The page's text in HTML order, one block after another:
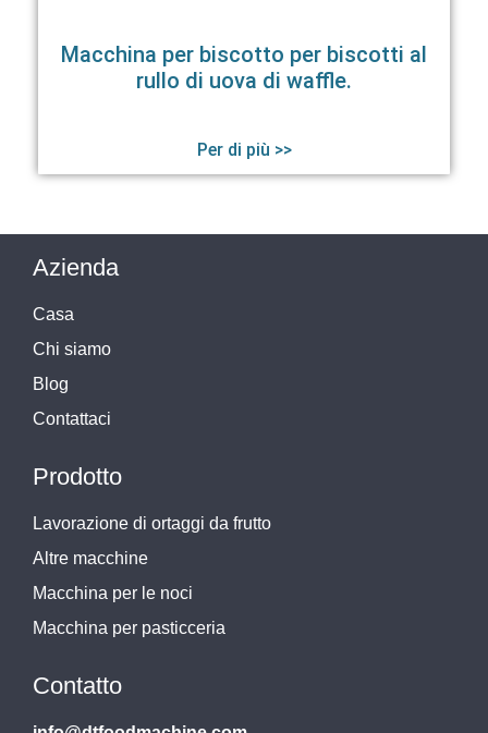
Macchina per biscotto per biscotti al
rullo di uova di waffle.
Per di più >>
Azienda
Casa
Chi siamo
Blog
Contattaci
Prodotto
Lavorazione di ortaggi da frutto
Altre macchine
Macchina per le noci
Macchina per pasticceria
Contatto